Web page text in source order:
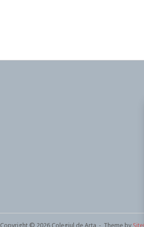
Copyright © 2026 Colegiul de Arta Theme by